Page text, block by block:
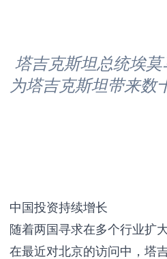
塔吉克斯坦总统埃
为塔吉克斯坦带来数
中国投资持续增长
随着两国寻求在多个行业扩
在最近对北京的访问中，塔